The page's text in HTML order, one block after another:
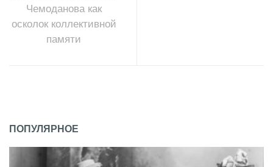
Чемоданова как
осколок коллективной
памяти
ПОПУЛЯРНОЕ